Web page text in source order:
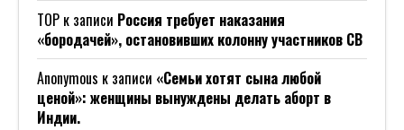
ТОР к записи Россия требует наказания
«бородачей», остановивших колонну участников СВ
Anonymous к записи «Семьи хотят сына любой
ценой»: женщины вынуждены делать аборт в
Индии.